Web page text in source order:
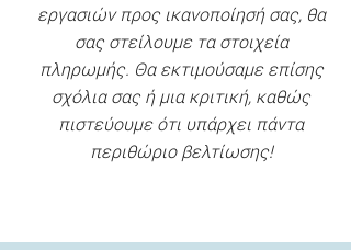
εργασιών προς ικανοποίησή σας, θα
σας στείλουμε τα στοιχεία
πληρωμής. Θα εκτιμούσαμε επίσης
σχόλια σας ή μια κριτική, καθώς
πιστεύουμε ότι υπάρχει πάντα
περιθώριο βελτίωσης!